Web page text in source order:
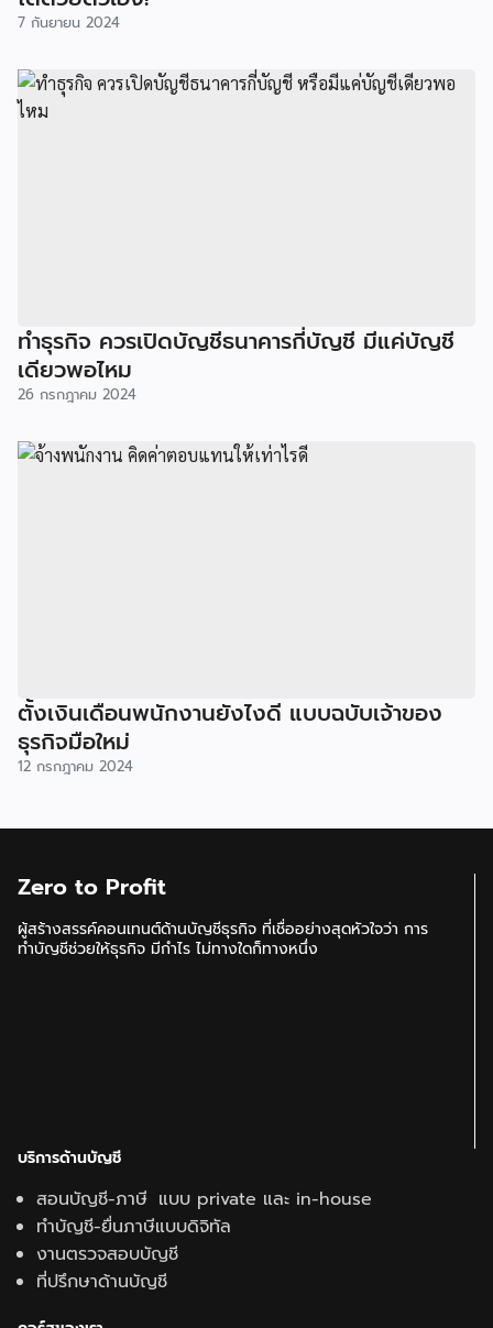
7 กันยายน 2024
ทำธุรกิจ ควรเปิดบัญชีธนาคารกี่บัญชี มีแค่บัญชี
เดียวพอไหม
26 กรกฎาคม 2024
ตั้งเงินเดือนพนักงานยังไงดี แบบฉบับเจ้าของ
ธุรกิจมือใหม่
12 กรกฎาคม 2024
Zero to Profit
ผู้สร้างสรรค์คอนเทนต์ด้านบัญชีธุรกิจ ที่เชื่ออย่างสุดหัวใจว่า การ
ทำบัญชีช่วยให้ธุรกิจ มีกำไร ไม่ทางใดก็ทางหนึ่ง
บริการด้านบัญชี
สอนบัญชี-ภาษี แบบ private และ in-house
ทำบัญชี-ยื่นภาษีแบบดิจิทัล
งานตรวจสอบบัญชี
ที่ปรึกษาด้านบัญชี